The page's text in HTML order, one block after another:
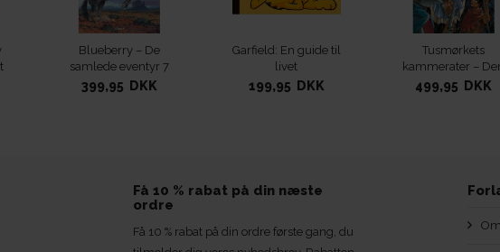
Blueberry – De
samlede eventyr 7
399,95 DKK
Garfield: En guide til
livet
199,95 DKK
Tusmørkets
kammerater –
samlede udgave
499,95 DKK
Få 10 % rabat på din næste
ordre
Få 10 % rabat på din ordre første gang, du